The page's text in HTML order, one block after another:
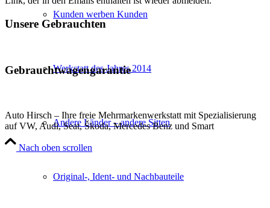
Kunden werben Kunden
Werkstatt des Jahres 2014
Andere Länder – andere Sitten
Original-, Ident- und Nachbauteile
Unsere Gebrauchten
Gebrauchtwagengarantie
Auto Hirsch – Ihre freie Mehrmarkenwerkstatt mit Spezialisierung
auf VW, Audi, Seat, Škoda, Mercedes Benz und Smart
Nach oben scrollen